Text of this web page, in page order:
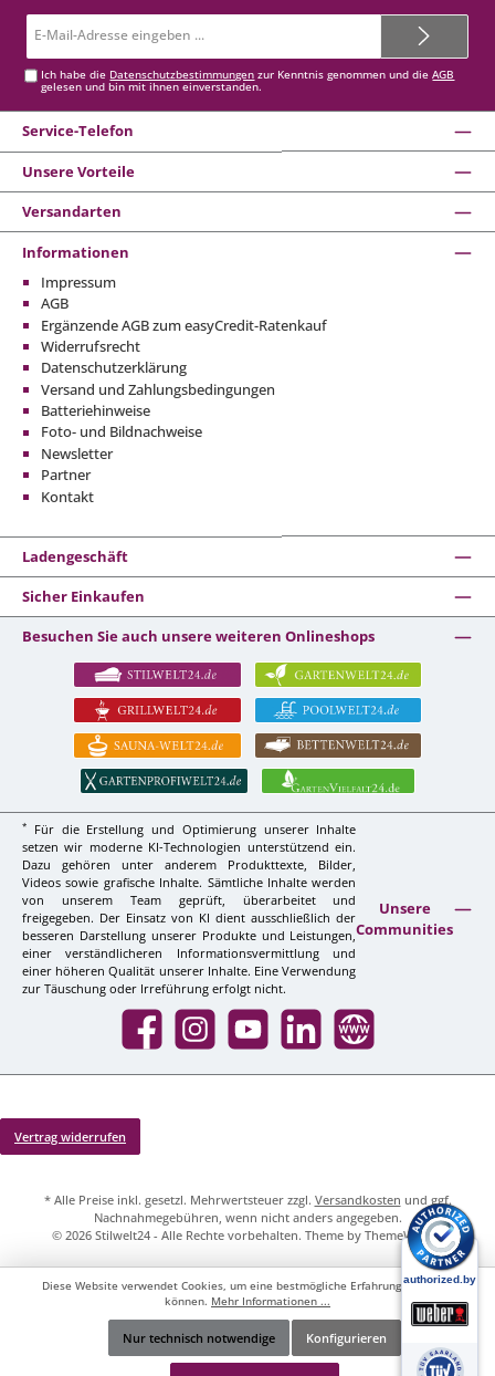
Mail-
Ich habe die Datenschutzbestimmungen zur Kenntnis genommen und dieAGB
gelesen und bin mit ihnen einverstanden.
Service-Telefon
Unsere Vorteile
Versandarten
Informationen
Impressum
AGB
Ergänzende AGB zum easyCredit-Ratenkauf
Widerrufsrecht
Datenschutzerklärung
Versand und Zahlungsbedingungen
Batteriehinweise
Foto- und Bildnachweise
Newsletter
Partner
Kontakt
Ladengeschäft
Sicher Einkaufen
Besuchen Sie auch unsere weiteren Onlineshops
*
Für die Erstellung und Optimierung unserer Inhalte
setzen wir moderne KI-Technologien unterstützend ein.
Dazu gehören unter anderem Produkttexte, Bilder,
Videos sowie grafische Inhalte. Sämtliche Inhalte werden
von unserem Team geprüft, überarbeitet und
freigegeben. Der Einsatz von KI dient ausschließlich der
besseren Darstellung unserer Produkte und Leistungen,
einer verständlicheren Informationsvermittlung und
einer höheren Qualität unserer Inhalte. Eine Verwendung
zur Täuschung oder Irreführung erfolgt nicht.
Unsere
Communities
Facebook InstagramYouTube LinkedIn Website
Vertrag widerrufen
* Alle Preise inkl. gesetzl. Mehrwertsteuer zzgl. Versandkosten und ggf.
Nachnahmegebühren, wenn nicht anders angegeben.
© 2026 Stilwelt24 - Alle Rechte vorbehalten. Theme by ThemeWare®
Werkzeugleiste anzeigen
Diese Website verwendet Cookies, um eine bestmögliche Erfahrung bieten zu
können. Mehr Informationen ...
Nur technisch notwendige Konfigurieren